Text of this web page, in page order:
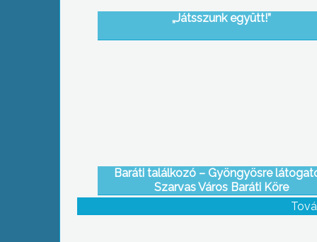
„Játsszunk együtt!”
Baráti találkozó – Gyöngyösre
Szarvas Város Baráti Köre